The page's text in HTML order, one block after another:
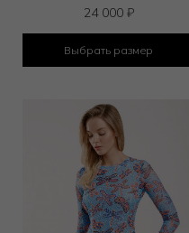
24 000 ₽
Выбрать размер